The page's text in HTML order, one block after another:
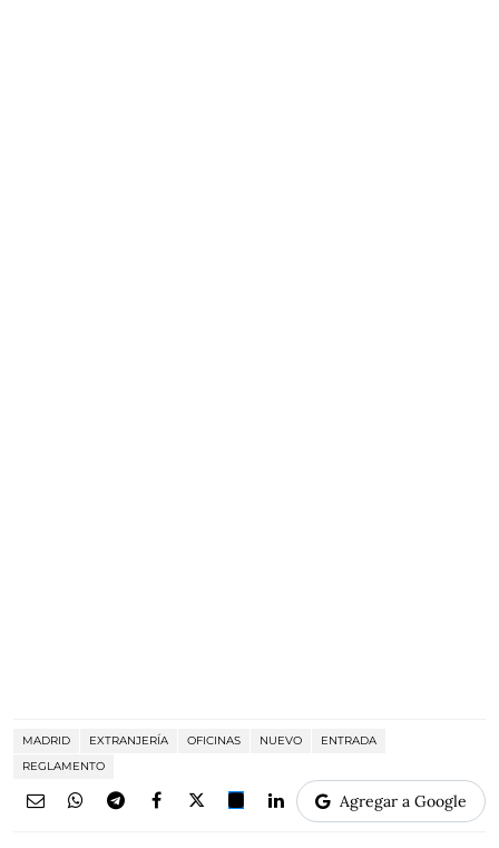
MADRID EXTRANJERÍA OFICINAS NUEVO
ENTRADA
REGLAMENTO
Agregar a Google